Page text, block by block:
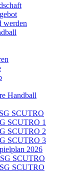
werden
Handball
SCUTRO
SCUTRO 1
SCUTRO 2
SCUTRO 3
2026
SCUTRO
SCUTRO